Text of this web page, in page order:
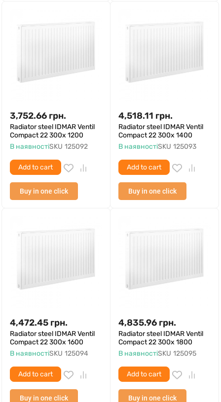
3,752.66 грн.
Radiator steel IDMAR Ventil
Compact 22 300x 1200
В наявностіSKU 125092
Add to cart
Buy in one click
4,518.11 грн.
Radiator steel IDMAR Ventil
Compact 22 300x 1400
В наявностіSKU 125093
Add to cart
Buy in one click
4,472.45 грн.
Radiator steel IDMAR Ventil
Compact 22 300x 1600
В наявностіSKU 125094
Add to cart
Buy in one click
4,835.96 грн.
Radiator steel IDMAR Ventil
Compact 22 300x 1800
В наявностіSKU 125095
Add to cart
Buy in one click